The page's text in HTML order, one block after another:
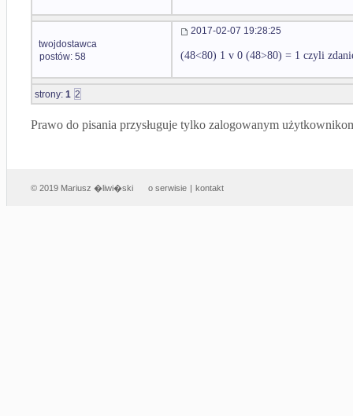
twojdostawca
postów: 58
2017-02-07 19:28:25
(48<80) 1 v 0 (48>80) = 1 czyli
strony: 1 2
Prawo do pisania przysługuje tylko zalogowanym
© 2019 Mariusz �liwi�ski o serwisie | kontakt